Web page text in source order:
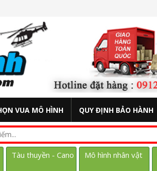
VUA MÔ HÌNH QUY ĐỊNH BẢO HÀNH
Tàu thuyền - Cano Mô hình nhân vật